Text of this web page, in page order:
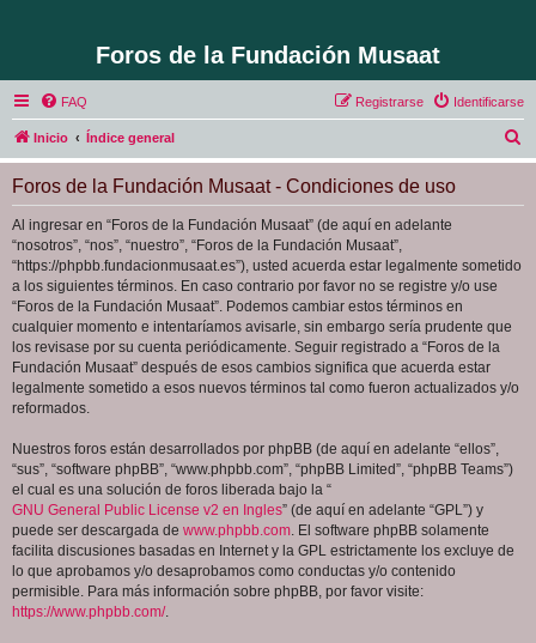
Foros de la Fundación Musaat
FAQ Identificarse
Registrarse
Inicio Índice general
u
Foros de la Fundación Musaat - Condiciones de uso
Al ingresar en “Foros de la Fundación Musaat” (de aquí en adelante
“nosotros”, “nos”, “nuestro”, “Foros de la Fundación Musaat”,
“https://phpbb.fundacionmusaat.es”), usted acuerda estar legalmente sometido
a los siguientes términos. En caso contrario por favor no se registre y/o use
“Foros de la Fundación Musaat”. Podemos cambiar estos términos en
cualquier momento e intentaríamos avisarle, sin embargo sería prudente que
los revisase por su cuenta periódicamente. Seguir registrado a “Foros de la
Fundación Musaat” después de esos cambios significa que acuerda estar
legalmente sometido a esos nuevos términos tal como fueron actualizados y/o
reformados.
Nuestros foros están desarrollados por phpBB (de aquí en adelante “ellos”,
“sus”, “software phpBB”, “www.phpbb.com”, “phpBB Limited”, “phpBB Teams”)
el cual es una solución de foros liberada bajo la “
GNU General Public License v2 en Ingles” (de aquí en adelante “GPL”) y
puede ser descargada de www.phpbb.com. El software phpBB solamente
facilita discusiones basadas en Internet y la GPL estrictamente los excluye de
lo que aprobamos y/o desaprobamos como conductas y/o contenido
permisible. Para más información sobre phpBB, por favor visite:
https://www.phpbb.com/.